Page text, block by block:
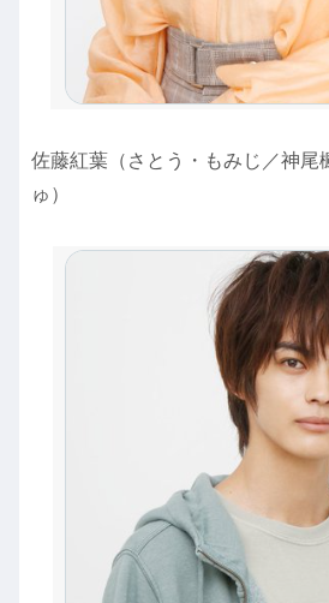
佐藤紅葉（さとう・もみじ／神尾
ゅ）